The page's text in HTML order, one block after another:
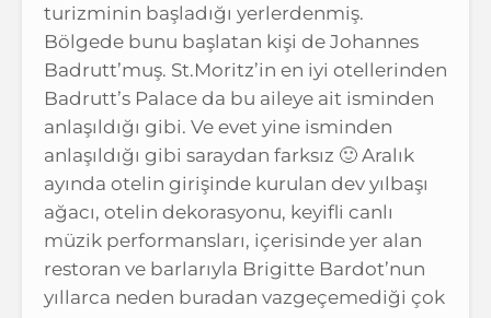
turizminin başladığı yerlerdenmiş.
Bölgede bunu başlatan kişi de Johannes
Badrutt’muş. St.Moritz’in en iyi otellerinden
Badrutt’s Palace da bu aileye ait isminden
anlaşıldığı gibi. Ve evet yine isminden
anlaşıldığı gibi saraydan farksız 🙂 Aralık
ayında otelin girişinde kurulan dev yılbaşı
ağacı, otelin dekorasyonu, keyifli canlı
müzik performansları, içerisinde yer alan
restoran ve barlarıyla Brigitte Bardot’nun
yıllarca neden buradan vazgeçemediği çok